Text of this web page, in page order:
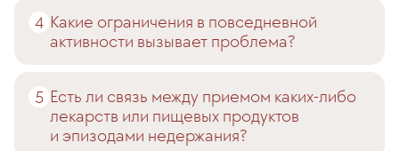
Какие ограничения в повседневной
активности вызывает проблема?
Есть ли связь между приемом каких-либо
лекарств или пищевых продуктов
и эпизодами недержания?